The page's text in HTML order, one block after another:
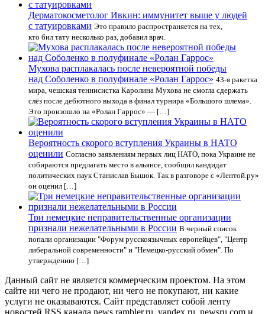
Дерматокосметолог Ивкин: иммунитет выше у людей
с татуировками Это правило распространяется на тех,
кто бил тату несколько раз, добавил врач.
Мухова расплакалась после невероятной победы
над Соболенко в полуфинале «Ролан Гаррос» 43-я ракетка
мира, чешская теннисистка Каролина Мухова не смогла сдержать
слёз после дебютного выхода в финал турнира «Большого шлема».
Это произошло на «Ролан Гаррос» — […]
Вероятность скорого вступления Украины в НАТО
оценили Согласно заявлениям первых лиц НАТО, пока Украине не
собираются предлагать место в альянсе, сообщил кандидат
политических наук Станислав Бышок. Так в разговоре с «Лентой.ру»
он оценил […]
Три немецкие неправительственные организации
признали нежелательными в России В черный список
попали организации "Форум русскоязычных европейцев", "Центр
либеральной современности" и "Немецко-русский обмен". По
утверждению […]
Данный сайт не является коммерческим проектом. На этом
сайте ни чего не продают, ни чего не покупают, ни какие
услуги не оказываются. Сайт представляет собой ленту
новостей RSS канала news.rambler.ru, yandex.ru, newsru.com и